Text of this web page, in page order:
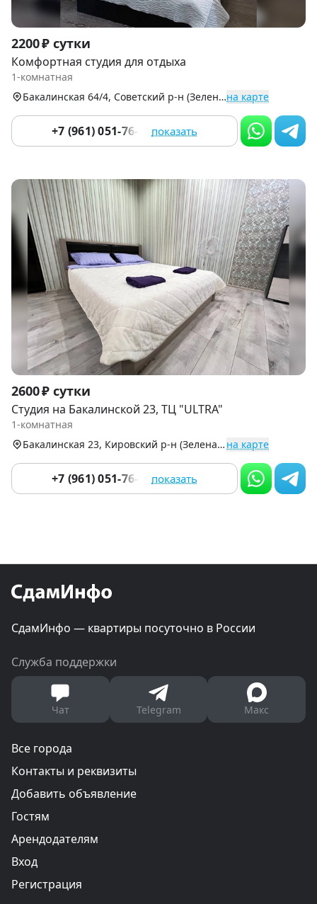
Item
1
of
2200 ₽ сутки
Комфортная студия для отдыха
1-комнатная
Бакалинская 64/4, Советский р-н (Зеленая Роща)на карте
+7 (961) 051-76-01 показать
Item
1
of
2600 ₽ сутки
Студия на Бакалинской 23, ТЦ "ULTRA"
1-комнатная
Бакалинская 23, Кировский р-н (Зеленая Роща) на карте
+7 (961) 051-76-01 показать
СдамИнфо — квартиры посуточно в России
Служба поддержки
Чат Telegram Макс
Все города
Контакты и реквизиты
Добавить объявление
Гостям
Арендодателям
Вход
Регистрация